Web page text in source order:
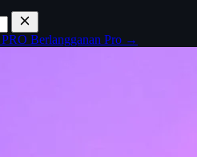
PRO Berlangganan Pro →